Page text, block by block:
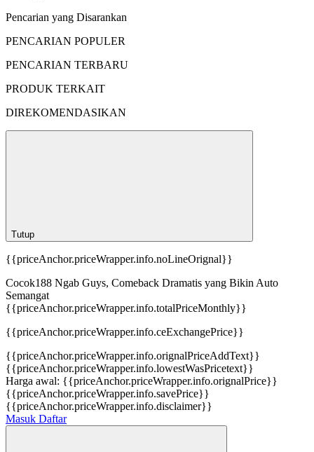
Pencarian yang Disarankan
PENCARIAN POPULER
PENCARIAN TERBARU
PRODUK TERKAIT
DIREKOMENDASIKAN
Tutup
{{priceAnchor.priceWrapper.info.noLineOrignal}}
Cocok188 Ngab Guys, Comeback Dramatis yang Bikin Auto
Semangat
{{priceAnchor.priceWrapper.info.totalPriceMonthly}}
{{priceAnchor.priceWrapper.info.ceExchangePrice}}
{{priceAnchor.priceWrapper.info.orignalPriceAddText}}
{{priceAnchor.priceWrapper.info.lowestWasPricetext}}
Harga awal: {{priceAnchor.priceWrapper.info.orignalPrice}}
{{priceAnchor.priceWrapper.info.savePrice}}
{{priceAnchor.priceWrapper.info.disclaimer}}
Masuk Daftar